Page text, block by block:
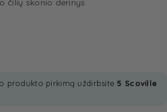
čilių skonio derinys.
produkto pirkimą uždirbsite5 Scoville